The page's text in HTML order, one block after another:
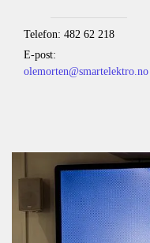
Telefon: 482 62 218
E-post:
olemorten@smartelektro.no